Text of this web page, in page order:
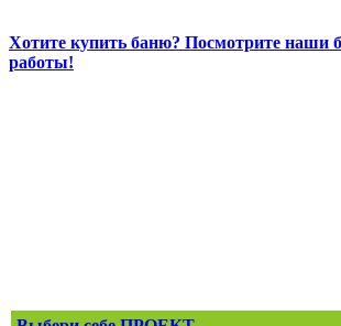
Хотите купить баню? Посмотрите наши
работы!